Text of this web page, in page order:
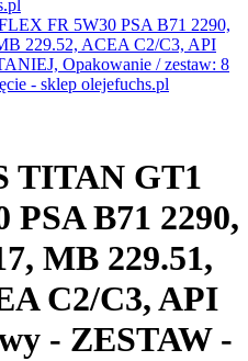
TITAN GT1
B71 2290,
MB 229.51,
C2/C3, API
- ZESTAW -